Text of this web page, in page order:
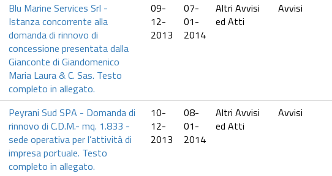
Blu Marine Services Srl -
Istanza concorrente alla
domanda di rinnovo di
concessione presentata dalla
Gianconte di Giandomenico
Maria Laura & C. Sas. Testo
completo in allegato.
09-
12-
2013
07-
01-
2014
Altri Avvisi
ed Atti
Avvisi
Peyrani Sud SPA - Domanda di
rinnovo di C.D.M.- mq. 1.833 -
sede operativa per l’attività di
impresa portuale. Testo
completo in allegato.
10-
12-
2013
08-
01-
2014
Altri Avvisi
ed Atti
Avvisi